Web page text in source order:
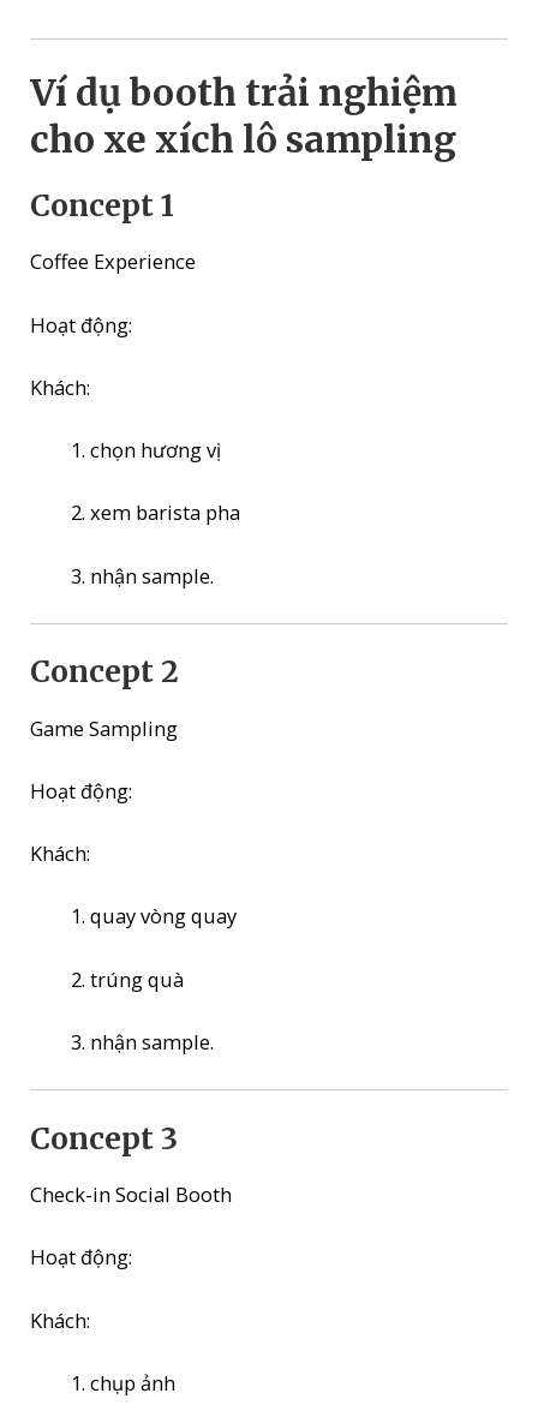
Ví dụ booth trải nghiệm
cho xe xích lô sampling
Concept 1
Coffee Experience
Hoạt động:
Khách:
chọn hương vị
xem barista pha
nhận sample.
Concept 2
Game Sampling
Hoạt động:
Khách:
quay vòng quay
trúng quà
nhận sample.
Concept 3
Check-in Social Booth
Hoạt động:
Khách:
chụp ảnh